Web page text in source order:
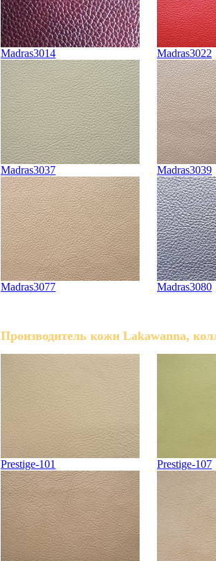
Madras3014 Madras3022
Madras3037 Madras3039
Madras3077 Madras3080
Производитель кожи Lakawanna,
Prestige-101 Prestige-107